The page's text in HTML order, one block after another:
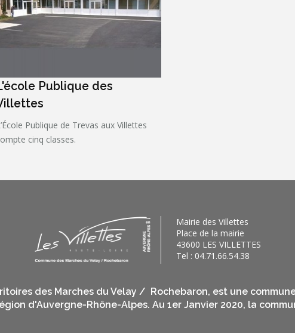
Publique des
Publique de Trevas aux Villettes
cinq classes.
Mairie des Villettes
Place de la mairie
43600 LES VILLETTES
Tel : 04.71.66.54.38
des Marches du Velay / Rochebaron, est une
d'Auvergne-Rhône-Alpes. Au 1er Janvier 2020, la